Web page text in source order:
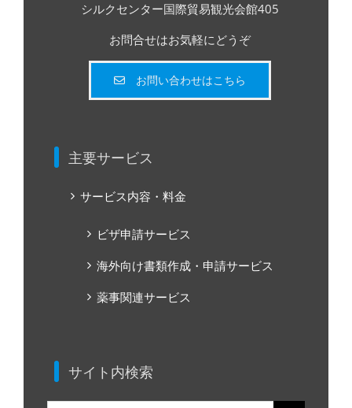
シルクセンター国際貿易観光会館405
お問合せはお気軽にどうぞ
お問い合わせはこちら
主要サービス
サービス内容・料金
ビザ申請サービス
海外向け書類作成・申請サービス
薬事関連サービス
サイト内検索